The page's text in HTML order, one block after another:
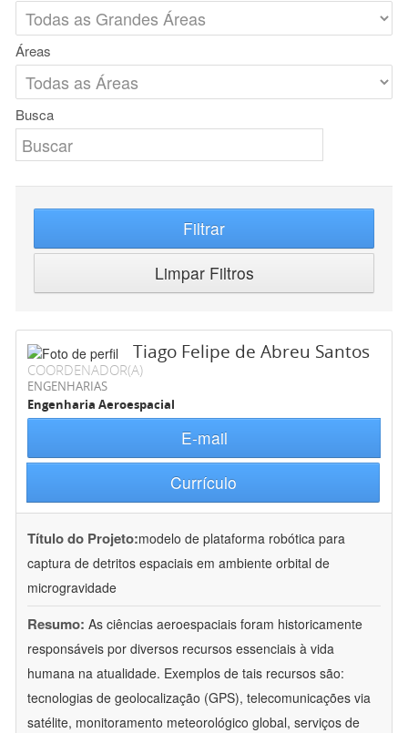
Áreas
Busca
Filtrar
Limpar Filtros
Tiago Felipe de Abreu Santos
COORDENADOR(A)
ENGENHARIAS
Engenharia Aeroespacial
E-mail
Currículo
Título do Projeto:modelo de plataforma robótica para
captura de detritos espaciais em ambiente orbital de
microgravidade
Resumo: As ciências aeroespaciais foram historicamente
responsáveis por diversos recursos essenciais à vida
humana na atualidade. Exemplos de tais recursos são:
tecnologias de geolocalização (GPS), telecomunicações via
satélite, monitoramento meteorológico global, serviços de